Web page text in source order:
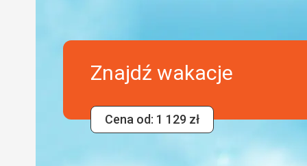
Znajdź wakacje
Cena od: 1 129 zł